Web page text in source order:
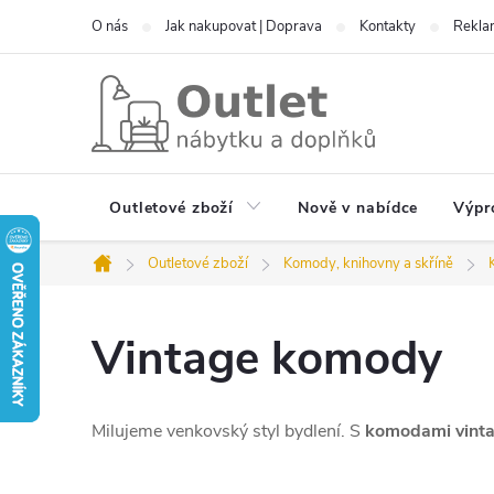
O nás Jak nakupovat | Doprava Kontakty
Outletové zboží Nově v nabídce
Domů
Outletové zboží Komody, knihovny a skříně
Vintage komody
Milujeme venkovský styl bydlení. S komodami